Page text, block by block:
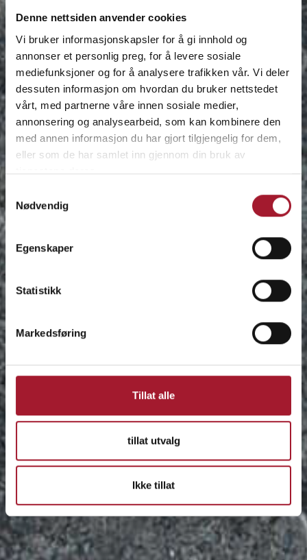
Denne nettsiden anvender cookies
Vi bruker informasjonskapsler for å gi innhold og
annonser et personlig preg, for å levere sosiale
mediefunksjoner og for å analysere trafikken vår. Vi deler
dessuten informasjon om hvordan du bruker nettstedet
vårt, med partnerne våre innen sosiale medier,
annonsering og analysearbeid, som kan kombinere den
med annen informasjon du har gjort tilgjengelig for dem,
eller som de har samlet inn gjennom din bruk av
tjenestene deres.
Samtykkevalg
Nødvendig
Egenskaper
Statistikk
Markedsføring
Tillat alle
tillat utvalg
Ikke tillat